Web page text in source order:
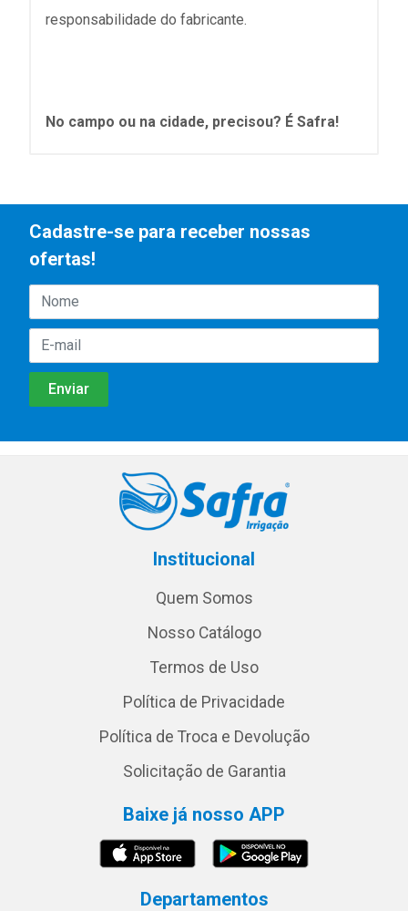
responsabilidade do fabricante.
No campo ou na cidade, precisou? É Safra!
Cadastre-se para receber nossas
ofertas!
Institucional
Quem Somos
Nosso Catálogo
Termos de Uso
Política de Privacidade
Política de Troca e Devolução
Solicitação de Garantia
Baixe já nosso APP
Departamentos